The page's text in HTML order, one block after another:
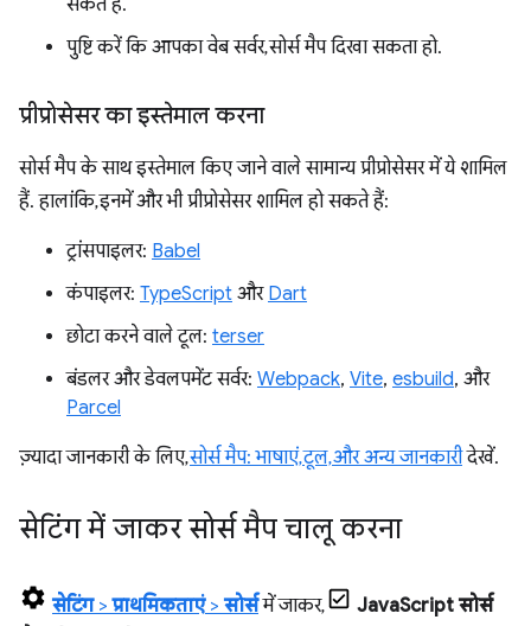
सकते हैं.
पुष्टि करें कि आपका वेब सर्वर, सोर्स मैप दिखा सकता हो.
प्रीप्रोसेसर का इस्तेमाल करना
सोर्स मैप के साथ इस्तेमाल किए जाने वाले सामान्य प्रीप्रोसेसर में ये शामिल
हैं. हालांकि, इनमें और भी प्रीप्रोसेसर शामिल हो सकते हैं:
ट्रांसपाइलर: Babel
कंपाइलर: TypeScript और Dart
छोटा करने वाले टूल: terser
बंडलर और डेवलपमेंट सर्वर: Webpack, Vite, esbuild, और
Parcel
ज़्यादा जानकारी के लिए,सोर्स मैप: भाषाएं, टूल, और अन्य जानकारीदेखें.
सेटिंग में जाकर सोर्स मैप चालू करना
सेटिंग>प्राथमिकताएं> सोर्समें जाकर,
JavaScript सोर्स